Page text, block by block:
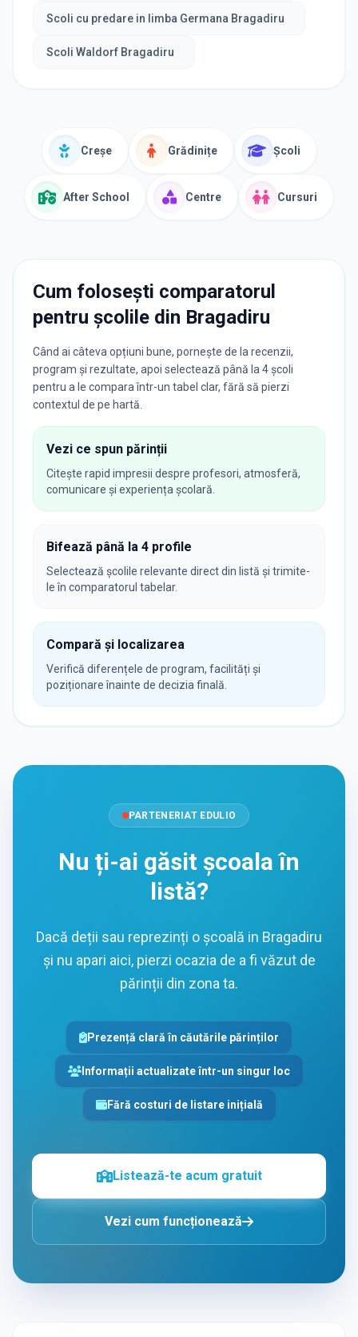
Scoli cu predare in limba Germana Bragadiru
Scoli Waldorf Bragadiru
Creșe Grădinițe Școli
After School Centre Cursuri
Cum folosești comparatorul
pentru școlile din Bragadiru
Când ai câteva opțiuni bune, pornește de la recenzii,
program și rezultate, apoi selectează până la 4 școli
pentru a le compara într-un tabel clar, fără să pierzi
contextul de pe hartă.
Vezi ce spun părinții
Citește rapid impresii despre profesori, atmosferă,
comunicare și experiența școlară.
Bifează până la 4 profile
Selectează școlile relevante direct din listă și trimite-
le în comparatorul tabelar.
Compară și localizarea
Verifică diferențele de program, facilități și
poziționare înainte de decizia finală.
PARTENERIAT EDULIO
Nu ți-ai găsit școala în
listă?
Dacă deții sau reprezinți o școală in Bragadiru
și nu apari aici, pierzi ocazia de a fi văzut de
părinții din zona ta.
Prezență clară în căutările părinților
Informații actualizate într-un singur loc
Fără costuri de listare inițială
Listează-te acum gratuit
Vezi cum funcționează